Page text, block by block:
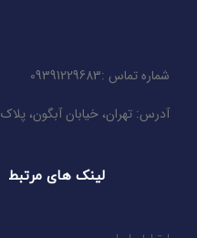
شماره تماس :09391229683
آدرس: تهران، خیابان آبگون، پلاک 30
لینک های مرتبط